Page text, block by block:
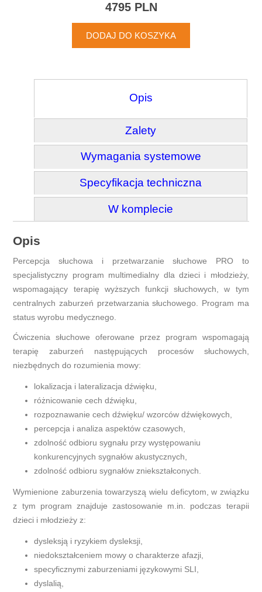
4795 PLN
Opis
Zalety
Wymagania systemowe
Specyfikacja techniczna
W komplecie
Opis
Percepcja słuchowa i przetwarzanie słuchowe PRO to
specjalistyczny program multimedialny dla dzieci i młodzieży,
wspomagający terapię wyższych funkcji słuchowych, w tym
centralnych zaburzeń przetwarzania słuchowego. Program ma
status wyrobu medycznego.
Ćwiczenia słuchowe oferowane przez program wspomagają
terapię zaburzeń następujących procesów słuchowych,
niezbędnych do rozumienia mowy:
lokalizacja i lateralizacja dźwięku,
różnicowanie cech dźwięku,
rozpoznawanie cech dźwięku/ wzorców dźwiękowych,
percepcja i analiza aspektów czasowych,
zdolność odbioru sygnału przy występowaniu
konkurencyjnych sygnałów akustycznych,
zdolność odbioru sygnałów zniekształconych.
Wymienione zaburzenia towarzyszą wielu deficytom, w związku
z tym program znajduje zastosowanie m.in. podczas terapii
dzieci i młodzieży z:
dysleksją i ryzykiem dysleksji,
niedokształceniem mowy o charakterze afazji,
specyficznymi zaburzeniami językowymi SLI,
dyslalią,